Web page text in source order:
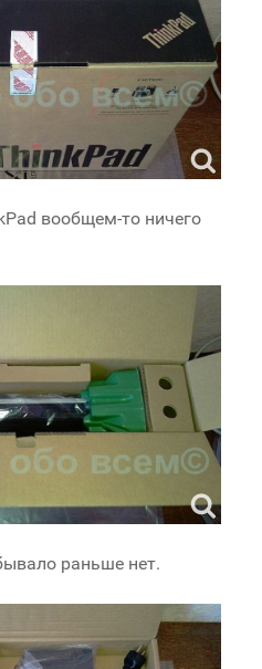
вообщем-то ничего
раньше нет.